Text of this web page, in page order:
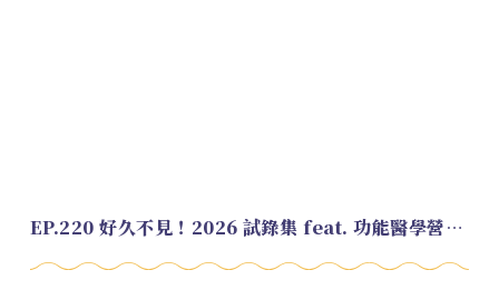
EP.220 好久不見！2026 試錄集 feat. 功能醫學營養師 美寶